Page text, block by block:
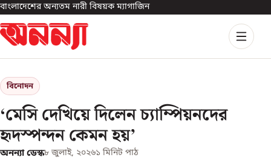
বাংলাদেশের অন্যতম নারী বিষয়ক ম্যাগাজিন
বিনোদন
‘মেসি দেখিয়ে দিলেন চ্যাম্পিয়নদের
হৃদস্পন্দন কেমন হয়’
অনন্যা ডেস্ক৮ জুলাই, ২০২৬১ মিনিট পাঠ